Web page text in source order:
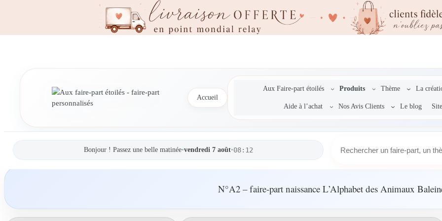
Accueil
Aux Faire-part étoilés Produits Thème La
Aide à l’achat Nos Avis Clients Le blog
Bonjour ! Passez une belle matinée•vendredi 7 août•08:12
r
h
N°A2 – faire-part naissance L’Alphabet des Animaux